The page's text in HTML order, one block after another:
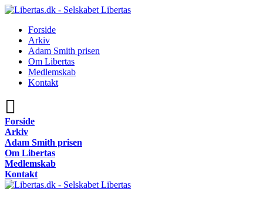
Forside
Arkiv
Adam Smith prisen
Om Libertas
Medlemskab
Kontakt
Forside
Arkiv
Adam Smith prisen
Om Libertas
Medlemskab
Kontakt